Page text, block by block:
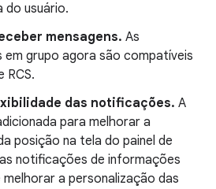
do usuário.
mensagens. As
em grupo agora são compatíveis
RCS.
das notificações. A
para melhorar a
posição na tela do painel de
notificações de informações
melhorar a personalização das